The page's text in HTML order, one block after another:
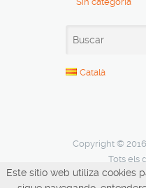
Català
Copyright ©
Tots els
Este sitio web utiliza cookies